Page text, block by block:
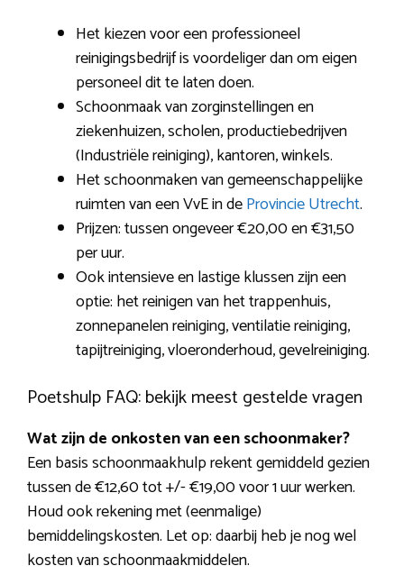
Het kiezen voor een professioneel
reinigingsbedrijf is voordeliger dan om eigen
personeel dit te laten doen.
Schoonmaak van zorginstellingen en
ziekenhuizen, scholen, productiebedrijven
(Industriële reiniging), kantoren, winkels.
Het schoonmaken van gemeenschappelijke
ruimten van een VvE in deProvincie Utrecht.
Prijzen: tussen ongeveer €20,00 en €31,50
per uur.
Ook intensieve en lastige klussen zijn een
optie: het reinigen van het trappenhuis,
zonnepanelen reiniging, ventilatie reiniging,
tapijtreiniging, vloeronderhoud, gevelreiniging.
Poetshulp FAQ: bekijk meest gestelde vragen
Wat zijn de onkosten van een schoonmaker?
Een basis schoonmaakhulp rekent gemiddeld gezien
tussen de €12,60 tot +/- €19,00 voor 1 uur werken.
Houd ook rekening met (eenmalige)
bemiddelingskosten. Let op: daarbij heb je nog wel
kosten van schoonmaakmiddelen.